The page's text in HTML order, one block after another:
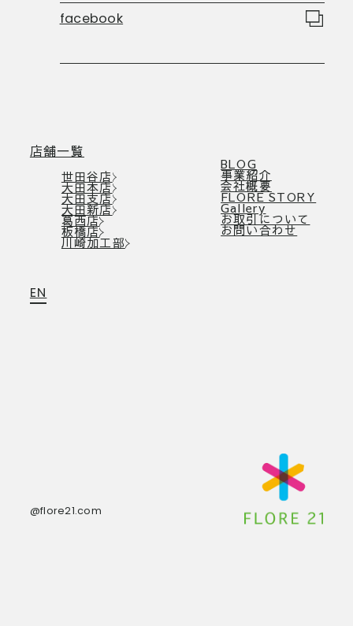
facebook
店舗一覧
世田谷店
大田本店
大田支店
大田新店
葛西店
板橋店
川崎加工部
BLOG
事業紹介
会社概要
FLORE STORY
Gallery
お取引について
お問い合わせ
EN
@flore21.com